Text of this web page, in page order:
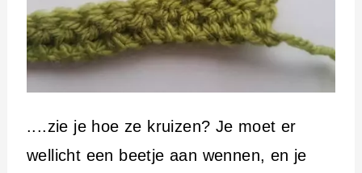
....zie je hoe ze kruizen? Je moet er
wellicht een beetje aan wennen, en je